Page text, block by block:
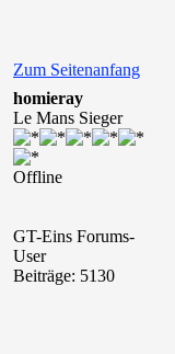
Zum Seitenanfang
homieray
Le Mans Sieger
Offline
GT-Eins Forums-
User
Beiträge: 5130